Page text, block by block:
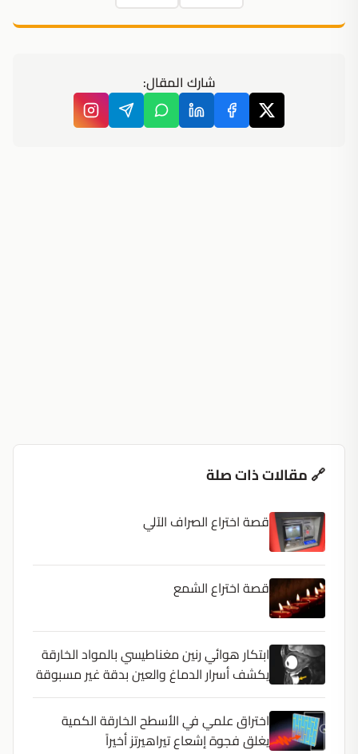
شارك المقال:
🔗 مقالات ذات صلة
قصة اختراع الصراف الآلي
قصة اختراع الشمع
ابتكار هوائي رنين مغناطيسي بالمواد الخارقة
يكشف أسرار الدماغ والعين بدقة غير مسبوقة
اختراق علمي في الأسطح الخارقة الكمية
يغلق فجوة إشعاع تيراهيرتز أخيراً